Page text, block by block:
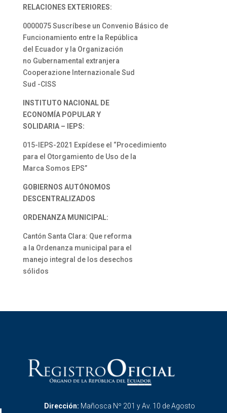
RELACIONES EXTERIORES:
0000075 Suscríbese un Convenio Básico de
Funcionamiento entre la República
del Ecuador y la Organización
no Gubernamental extranjera
Cooperazione Internazionale Sud
Sud -CISS
INSTITUTO NACIONAL DE
ECONOMÍA POPULAR Y
SOLIDARIA – IEPS:
015-IEPS-2021 Expídese el “Procedimiento
para el Otorgamiento de Uso de la
Marca Somos EPS”
GOBIERNOS AUTÓNOMOS
DESCENTRALIZADOS
ORDENANZA MUNICIPAL:
Cantón Santa Clara: Que reforma
a la Ordenanza municipal para el
manejo integral de los desechos
sólidos
Dirección: Mañosca Nº 201 y Av. 10 de Agosto